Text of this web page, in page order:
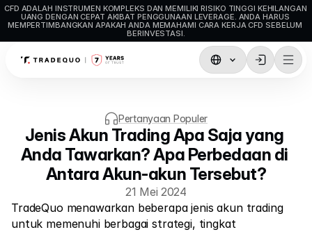
CFD ADALAH INSTRUMEN KOMPLEKS DAN MEMILIKI RISIKO TINGGI KEHILANGAN
UANG DENGAN CEPAT AKIBAT PENGGUNAAN LEVERAGE. ANDA HARUS
MEMPERTIMBANGKAN APAKAH ANDA MEMAHAMI CARA KERJA CFD SEBELUM
BERINVESTASI.
MetaTrader5
MetaTrader4
Setoran & Penarikan
Pertanyaan Populer
Jenis Akun Trading Apa Saja yang
Anda Tawarkan? Apa Perbedaan di
Antara Akun-akun Tersebut?
21 Mei 2024
TradeQuo menawarkan beberapa jenis akun trading
untuk memenuhi berbagai strategi, tingkat